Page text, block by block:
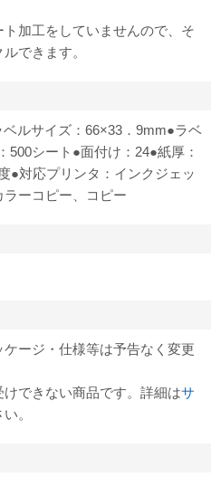
加工をしていませんので、そ
できます。
ルサイズ：66×33．9mm●ラベ
500シート●面付け：24●紙厚：
●対応プリンタ：インクジェッ
ーコピー、コピー
ージ・仕様等は予告なく変更
できない商品です。詳細はサ
。